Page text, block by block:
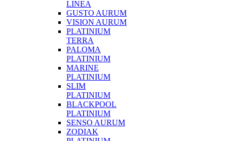
LINEA
GUSTO AURUM
VISION AURUM
PLATINIUM
TERRA
PALOMA
PLATINIUM
MARINE
PLATINIUM
SLIM
PLATINIUM
BLACKPOOL
PLATINIUM
SENSO AURUM
ZODIAK